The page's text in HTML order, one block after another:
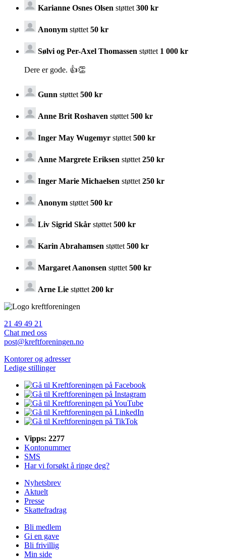
Karianne Osnes Olsen støttet 300 kr
Anonym støttet 50 kr
Sølvi og Per-Axel Thomassen støttet 1 000 kr
Dere er gode. 👍👏
Gunn støttet 500 kr
Anne Brit Roshaven støttet 500 kr
Inger May Wugemyr støttet 500 kr
Anne Margrete Eriksen støttet 250 kr
Inger Marie Michaelsen støttet 250 kr
Anonym støttet 500 kr
Liv Sigrid Skår støttet 500 kr
Karin Abrahamsen støttet 500 kr
Margaret Aanonsen støttet 500 kr
Arne Lie støttet 200 kr
21 49 49 21
Chat med oss
post@kreftforeningen.no
Kontorer og adresser
Ledige stillinger
Vipps: 2277
Kontonummer
SMS
Har vi forsøkt å ringe deg?
Nyhetsbrev
Aktuelt
Presse
Skattefradrag
Bli medlem
Gi en gave
Bli frivillig
Min side